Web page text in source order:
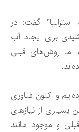
استرالیا” گفت: در
برای ایجاد آب
اما روش‌های قبلی
و اکنون فناوری
بسیاری از نیازهای
و موجود مانند